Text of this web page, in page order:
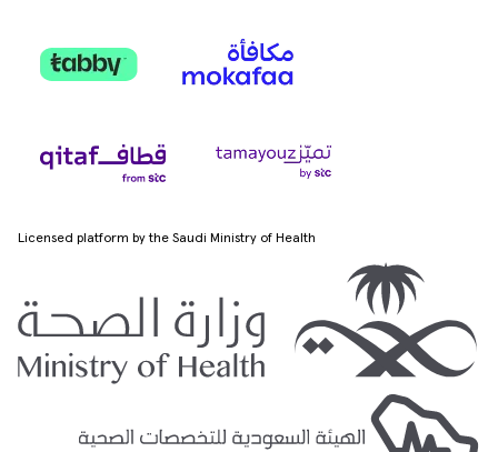
Licensed platform by the Saudi Ministry of Health